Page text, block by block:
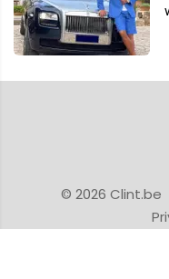
© 2026 Clint.be